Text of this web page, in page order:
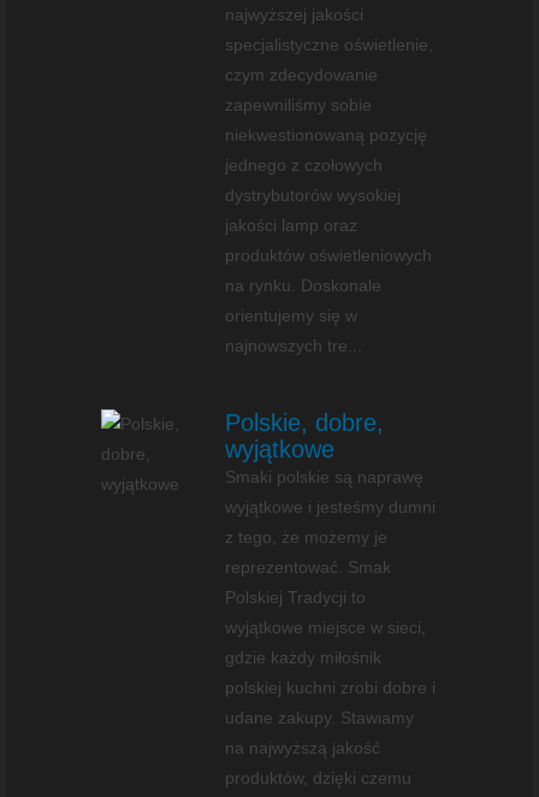
najwyższej jakości
specjalistyczne oświetlenie,
czym zdecydowanie
zapewniliśmy sobie
niekwestionowaną pozycję
jednego z czołowych
dystrybutorów wysokiej
jakości lamp oraz
produktów oświetleniowych
na rynku. Doskonale
orientujemy się w
najnowszych tre...
Polskie, dobre,
wyjątkowe
Smaki polskie są naprawę
wyjątkowe i jesteśmy dumni
z tego, że możemy je
reprezentować. Smak
Polskiej Tradycji to
wyjątkowe miejsce w sieci,
gdzie każdy miłośnik
polskiej kuchni zrobi dobre i
udane zakupy. Stawiamy
na najwyższą jakość
produktów, dzięki czemu